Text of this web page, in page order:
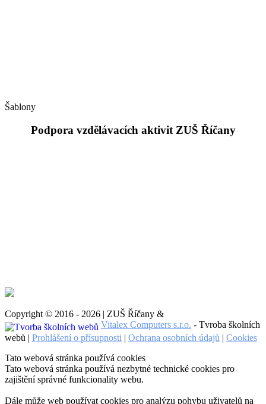
Šablony
Podpora vzdělávacích aktivit ZUŠ Říčany
Copyright © 2016 - 2026 | ZUŠ Říčany &
Vitalex Computers s.r.o. - Tvroba školních
webů | Prohlášení o přísupnosti | Ochrana osobních údajů | Cookies
Tato webová stránka používá cookies
Tato webová stránka používá nezbytné technické cookies pro
zajištění správné funkcionality webu.
Dále může web používat cookies pro analýzu pohybu uživatelů na